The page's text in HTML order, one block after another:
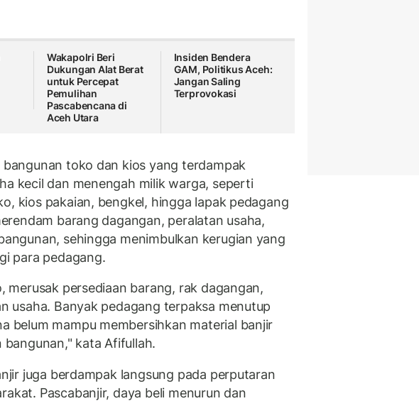
Wakapolri Beri
Dukungan Alat Berat
untuk Percepat
Pemulihan
Pascabencana di
Aceh Utara
Insiden Bendera
GAM, Politikus Aceh:
Jangan Saling
Terprovokasi
bangunan toko dan kios yang terdampak
kecil dan menengah milik warga, seperti
kios pakaian, bengkel, hingga lapak pedagang
barang dagangan, peralatan usaha,
sehingga menimbulkan kerugian yang
para pedagang.
merusak persediaan barang, rak dagangan,
usaha. Banyak pedagang terpaksa menutup
belum mampu membersihkan material banjir
bangunan," kata Afifullah.
juga berdampak langsung pada perputaran
Pascabanjir, daya beli menurun dan